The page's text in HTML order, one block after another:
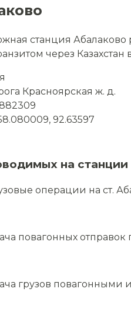
станция Абалаково
через
Красноярская ж. д.
92.63597
на
операции на ст.
повагонных отправок
грузов повагонными